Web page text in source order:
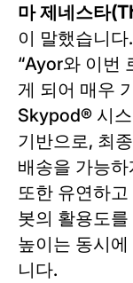
마 제네스타
이 말했습니다.
“Ayor와 이번
게 되어 매우
Skypod® 시
기반으로, 최
배송을 가능
또한 유연하
봇의 활용도
높이는 동시
니다.